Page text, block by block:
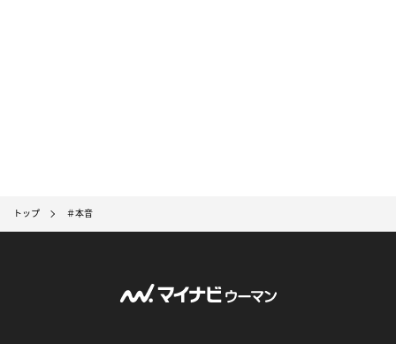
トップ ＃本音